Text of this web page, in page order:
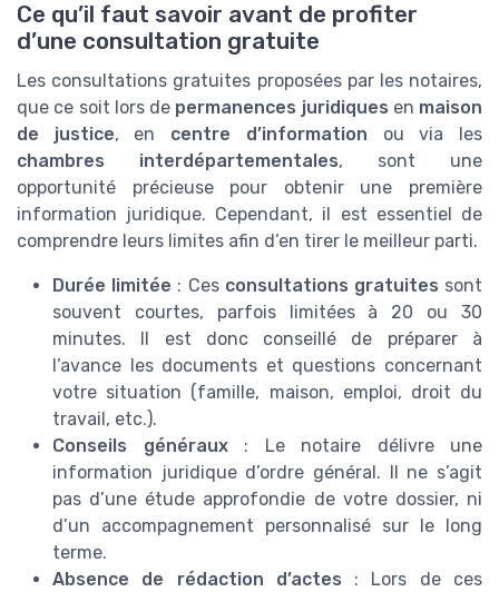
Ce qu’il faut savoir avant de profiter
d’une consultation gratuite
Les consultations gratuites proposées par les notaires,
que ce soit lors de permanences juridiques en maison
de justice, en centre d’information ou via les
chambres interdépartementales, sont une
opportunité précieuse pour obtenir une première
information juridique. Cependant, il est essentiel de
comprendre leurs limites afin d’en tirer le meilleur parti.
Durée limitée : Ces consultations gratuites sont
souvent courtes, parfois limitées à 20 ou 30
minutes. Il est donc conseillé de préparer à
l’avance les documents et questions concernant
votre situation (famille, maison, emploi, droit du
travail, etc.).
Conseils généraux: Le notaire délivre une
information juridique d’ordre général. Il ne s’agit
pas d’une étude approfondie de votre dossier, ni
d’un accompagnement personnalisé sur le long
terme.
Absence de rédaction d’actes : Lors de ces